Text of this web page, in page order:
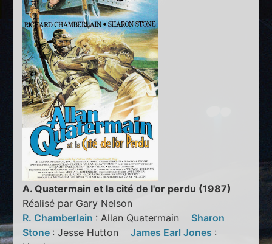
A. Quatermain et la cité de l'or perdu (1987)
Réalisé par Gary Nelson
R. Chamberlain : Allan Quatermain Sharon
Stone : Jesse HuttonJames Earl Jones :